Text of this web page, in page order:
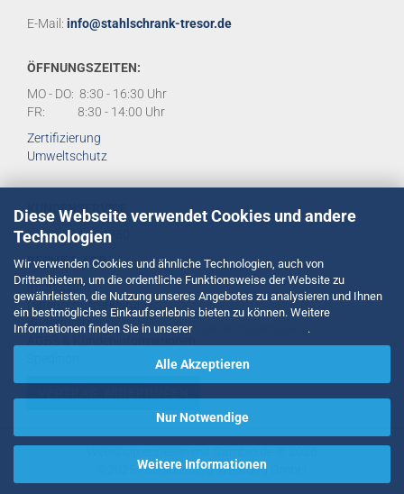
Diese Webseite verwendet Cookies und andere
Technologien
Wir verwenden Cookies und ähnliche Technologien, auch von
Drittanbietern, um die ordentliche Funktionsweise der Website zu
gewährleisten, die Nutzung unseres Angebotes zu analysieren und Ihnen
ein bestmögliches Einkaufserlebnis bieten zu können. Weitere
Informationen finden Sie in unserer
.
Alle Akzeptieren
Nur Notwendige
Weitere Informationen
E-Mail: info@stahlschrank-tresor.de
ÖFFNUNGSZEITEN:
MO - DO: 8:30 - 16:30 Uhr
FR: 8:30 - 14:00 Uhr
Zertifizierung
Umweltschutz
KUNDENSERVICE
Tel:02734 284950
RECHT & AGB
Impressum
Datenschutzerklärung
Widerrufsrecht
©2025 -Schlossberg Werbung GmbH